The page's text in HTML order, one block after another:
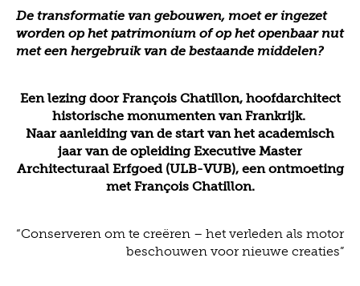
De transformatie van gebouwen, moet er ingezet
worden op het patrimonium of op het openbaar nut
met een hergebruik van de bestaande middelen?
Een lezing door François Chatillon, hoofdarchitect
historische monumenten van Frankrijk.
Naar aanleiding van de start van het academisch
jaar van de opleiding Executive Master
Architecturaal Erfgoed (ULB-VUB), een ontmoeting
met François Chatillon.
“Conserveren om te creëren – het verleden als motor
beschouwen voor nieuwe creaties”